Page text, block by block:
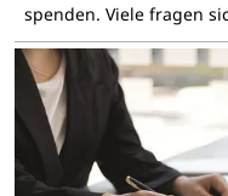
spenden. Viele fragen